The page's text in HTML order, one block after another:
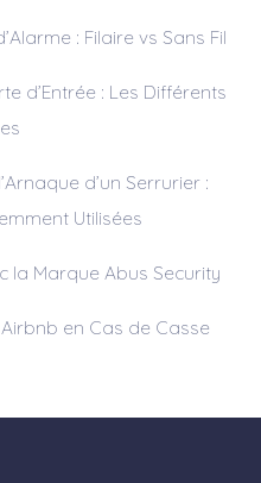
: Filaire vs Sans Fil
d’Entrée : Les Différents
d’un Serrurier :
Utilisées
la Marque Abus Security
en Cas de Casse